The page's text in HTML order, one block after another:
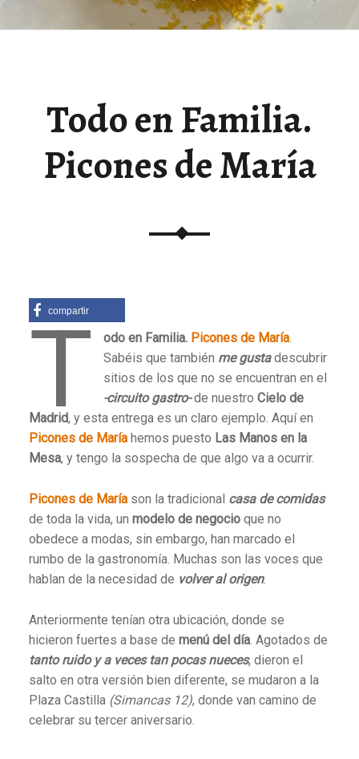
Todo en Familia.
Picones de María
compartir
T odo en Familia. Picones de María.
Sabéis que también me gustadescubrir
sitios de los que no se encuentran en el
-circuito gastro-de nuestroCielo de
Madrid, y esta entrega es un claro ejemplo. Aquí en
Picones de Maríahemos puesto Las Manos en la
Mesa, y tengo la sospecha de que algo va a ocurrir.
Picones de Maríason la tradicional casa de comidas
de toda la vida, un modelo de negocioque no
obedece a modas, sin embargo, han marcado el
rumbo de la gastronomía. Muchas son las voces que
hablan de la necesidad de volver al origen.
Anteriormente tenían otra ubicación, donde se
hicieron fuertes a base de menú del día. Agotados de
tanto ruido y a veces tan pocas nueces, dieron el
salto en otra versión bien diferente, se mudaron a la
Plaza Castilla (Simancas 12), donde van camino de
celebrar su tercer aniversario.